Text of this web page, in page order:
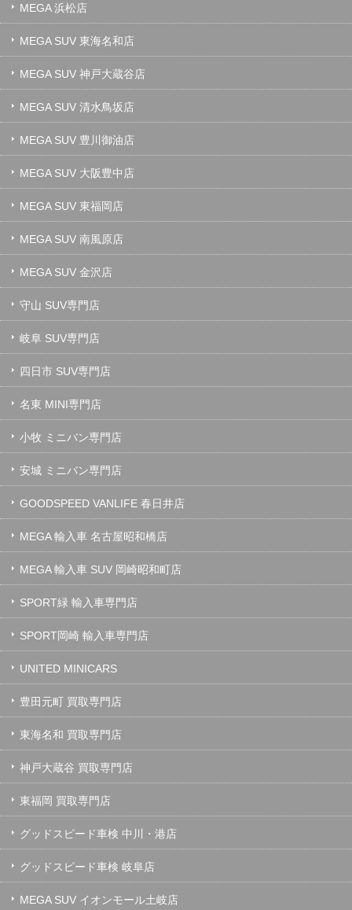
MEGA 浜松店
MEGA SUV 東海名和店
MEGA SUV 神戸大蔵谷店
MEGA SUV 清水鳥坂店
MEGA SUV 豊川御油店
MEGA SUV 大阪豊中店
MEGA SUV 東福岡店
MEGA SUV 南風原店
MEGA SUV 金沢店
守山 SUV専門店
岐阜 SUV専門店
四日市 SUV専門店
名東 MINI専門店
小牧 ミニバン専門店
安城 ミニバン専門店
GOODSPEED VANLIFE 春日井店
MEGA 輸入車 名古屋昭和橋店
MEGA 輸入車 SUV 岡崎昭和町店
SPORT緑 輸入車専門店
SPORT岡崎 輸入車専門店
UNITED MINICARS
豊田元町 買取専門店
東海名和 買取専門店
神戸大蔵谷 買取専門店
東福岡 買取専門店
グッドスピード車検 中川・港店
グッドスピード車検 岐阜店
MEGA SUV イオンモール土岐店